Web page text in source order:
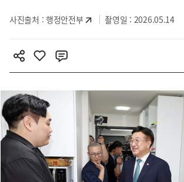
사진출처 :행정안전부 촬영일 : 2026.05.14